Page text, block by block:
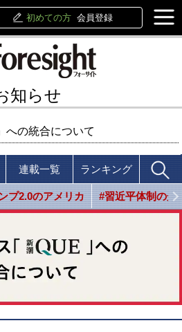
初めての方 会員登録
知らせ
への統合について
連載一覧 ランキング
プ2.0のアメリカ #習近平体制の光